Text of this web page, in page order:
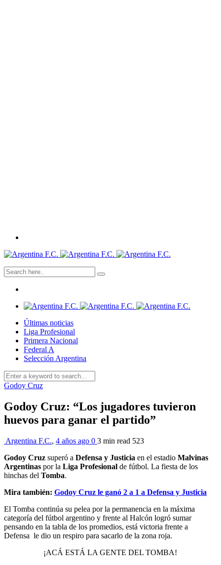
Últimas noticias
Liga Profesional
Primera Nacional
Federal A
Selección Argentina
Godoy Cruz
Godoy Cruz: “Los jugadores tuvieron
huevos para ganar el partido”
Argentina F.C., 4 años ago 0 3 min read 523
Godoy Cruz superó a Defensa y Justicia en el estadio Malvinas
Argentinas por la Liga Profesional de fútbol. La fiesta de los
hinchas del Tomba.
Mira también: Godoy Cruz le ganó 2 a 1 a Defensa y Justicia
El Tomba continúa su pelea por la permanencia en la máxima
categoría del fútbol argentino y frente al Halcón logró sumar
pensando en la tabla de los promedios, está victoria frente a
Defensa le dio un respiro para sacarlo de la zona roja.
¡ACÁ ESTÁ LA GENTE DEL TOMBA!